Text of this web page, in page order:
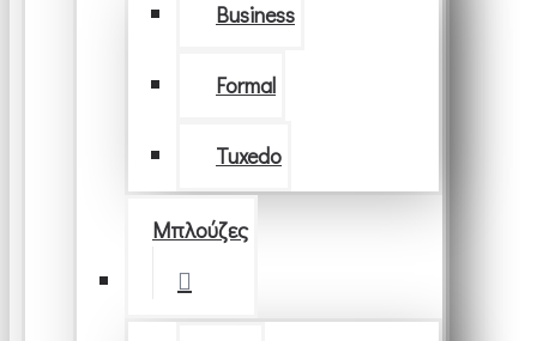
Business
Formal
Tuxedo
Μπλούζες